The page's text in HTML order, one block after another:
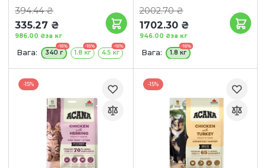
394.44 ₴
335.27 ₴
за кг
986.00 ₴
Вага:
-15%
340 г
-15%
1.8 кг
-15%
4.5 кг
2002.70 ₴
1702.30 ₴
за кг
946.00 ₴
Вага:
-15%
1.8 кг
-15% -15%